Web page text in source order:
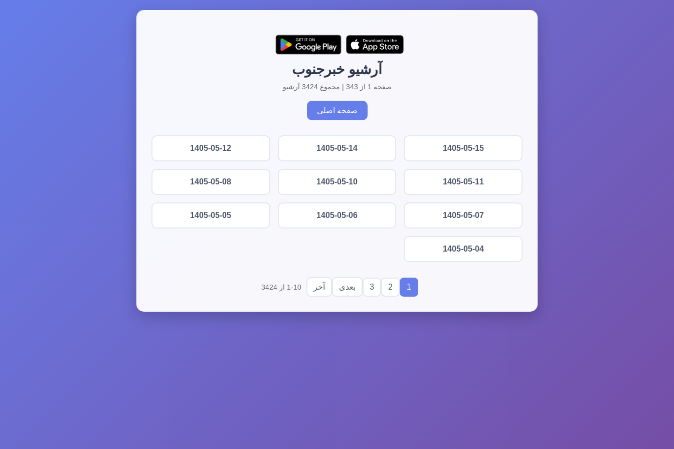
آرشیو خبرجنوب
صفحه 1 از 343 | مجموع 3424 آرشیو
صفحه اصلی
1405-05-15
1405-05-14
1405-05-12
1405-05-11
1405-05-10
1405-05-08
1405-05-07
1405-05-06
1405-05-05
1405-05-04
1
2
3 بعدی آخر 1-10 از 3424